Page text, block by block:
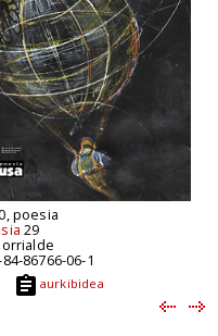
poesia
29
orrialde
86766-06-1
aurkibidea